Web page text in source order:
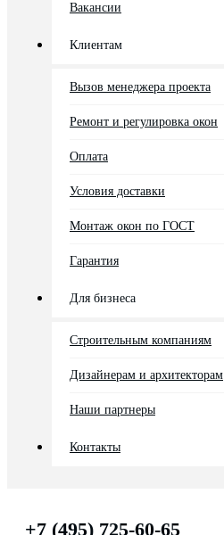
Вакансии
Клиентам
Вызов менеджера проекта
Ремонт и регулировка окон
Оплата
Условия доставки
Монтаж окон по ГОСТ
Гарантия
Для бизнеса
Строительным компаниям
Дизайнерам и архитекторам
Наши партнеры
Контакты
+7 (495) 725-60-65